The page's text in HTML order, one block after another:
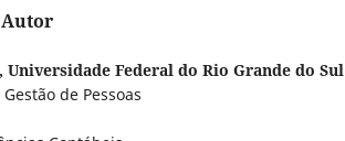
Universidade Federal do Rio Grande do Sul
de Pessoas